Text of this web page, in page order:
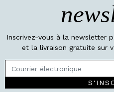
Inscrivez-vous à la newsletter
et la livraison gratuite sur